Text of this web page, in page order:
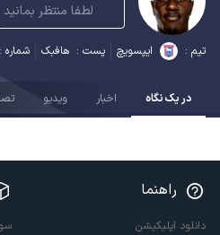
لطفا منتظر بمانید
تیم : ایپسویچ پست : هافبک شماره :
در یک نگاه اخبار ویدیو
راهنما
دانلود اپلیکیشن